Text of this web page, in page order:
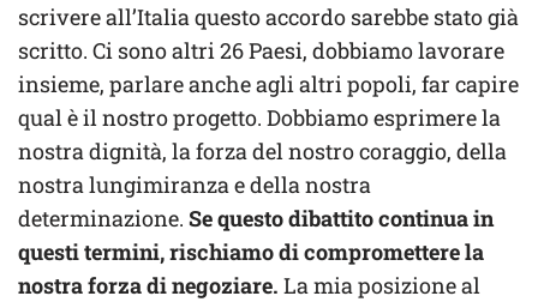
scrivere all’Italia questo accordo sarebbe stato già
scritto. Ci sono altri 26 Paesi, dobbiamo lavorare
insieme, parlare anche agli altri popoli, far capire
qual è il nostro progetto. Dobbiamo esprimere la
nostra dignità, la forza del nostro coraggio, della
nostra lungimiranza e della nostra
determinazione. Se questo dibattito continua in
questi termini, rischiamo di compromettere la
nostra forza di negoziare. La mia posizione al